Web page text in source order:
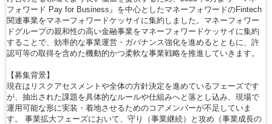
フォワード Pay for Business』を中心としたマネーフォワードのFintech
関連事業をマネーフォワードケッサイに集約しました。マネーフォワー
ドグループの親和性の高い金融事業をマネーフォワードケッサイに集約
することで、効率的な事業運営・ガバナンス強化を進めるとともに、許
認可等の取得を含めた機動的かつ柔軟な事業戦略を推進していきます。
【募集背景】
現在はリスクアセスメントや全体の方針決定を進めているフェーズです
が、抽出された課題を具体的なルールや仕組みへと落とし込み、現場で
運用可能な形に実装・着地させるためのコアメンバーが不足していま
す。 事業拡大フェーズにおいて、守り（事業継続）と攻め（事業成長の